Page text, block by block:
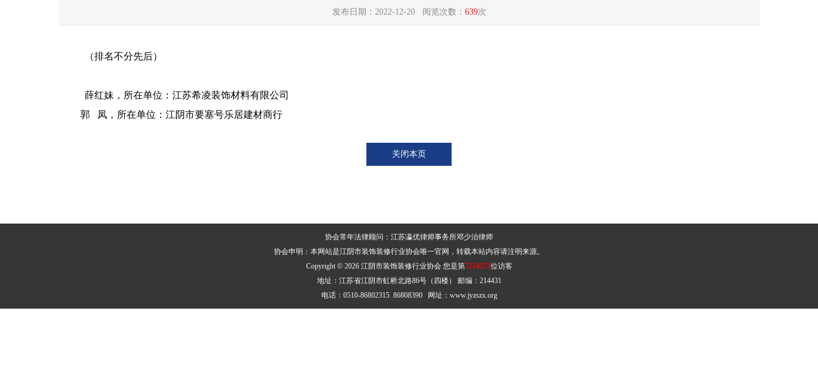
发布日期：2022-12-20 阅览次数： 639次
（排名不分先后）
薛红妹，所在单位：江苏希凌装饰材料有限公司
郭
凤，所在单位：江阴市要塞号乐居建材商行
关闭本页
协会常年法律顾问：江苏瀛优律师事务所邓少治律师
协会申明：本网站是江阴市装饰装修行业协会唯一官网，转载本站内容请注明来源。
Copyright © 2026 江阴市装饰装修行业协会 您是第7224273位访客
地址：江苏省江阴市虹桥北路86号（四楼） 邮编：214431
电话：0510-86802315 86808390 网址：www.jyzszx.org